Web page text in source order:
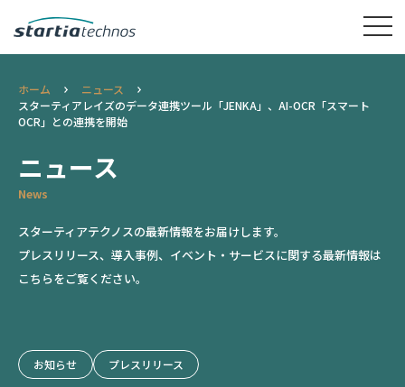
ホーム
ニュース
スターティアレイズのデータ連携ツール「JENKA」、AI-OCR「スマート
OCR」との連携を開始
ニュース
News
スターティアテクノスの最新情報をお届けします。
プレスリリース、導入事例、イベント・サービスに関する最新情報は
こちらをご覧ください。
お知らせ プレスリリース